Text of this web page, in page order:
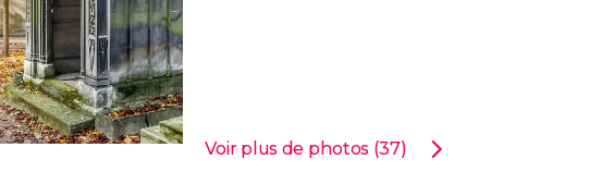
Voir plus de photos (37)